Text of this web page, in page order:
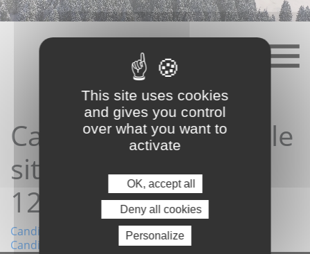
Candidature depuis le
site 21/07/2024
12:58:23
Navigation
Candidature depuis le site 16/07/2024 09:17:40
Candidature depuis le site 22/07/2024 11:08:05
This site uses cookies
and gives you control
over what you want to
activate
OK, accept all
Deny all cookies
Personalize